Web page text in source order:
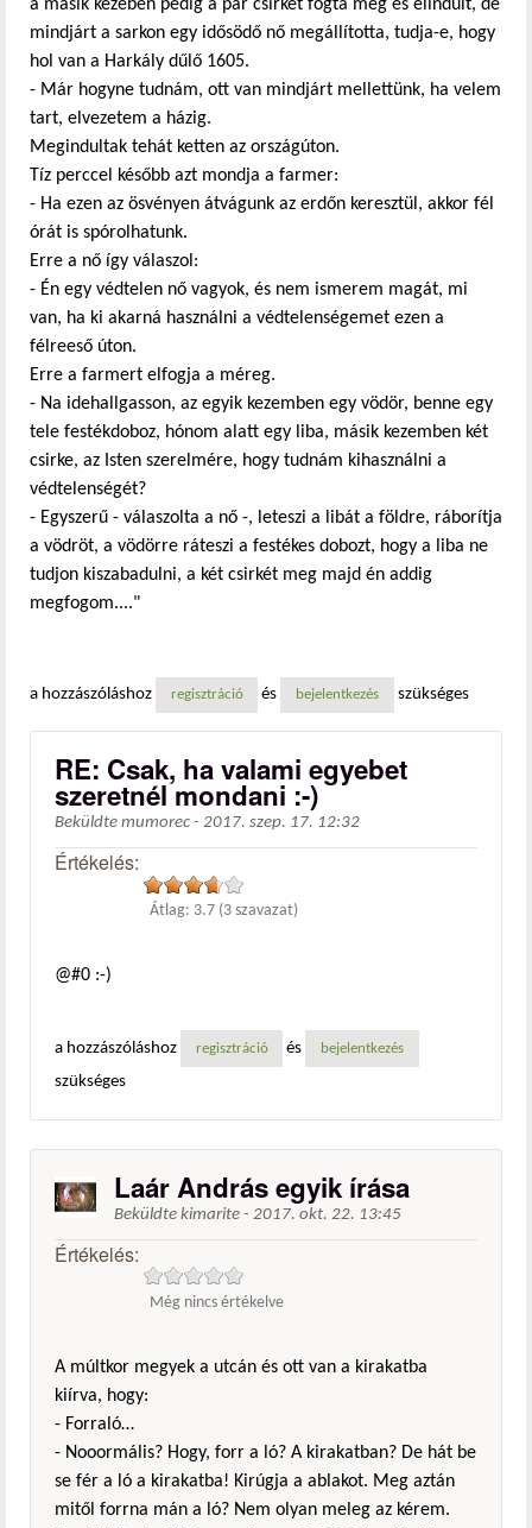
a másik kezében pedig a pár csirkét fogta meg és elindult, de
mindjárt a sarkon egy idősödő nő megállította, tudja-e, hogy
hol van a Harkály dűlő 1605.
- Már hogyne tudnám, ott van mindjárt mellettünk, ha velem
tart, elvezetem a házig.
Megindultak tehát ketten az országúton.
Tíz perccel később azt mondja a farmer:
- Ha ezen az ösvényen átvágunk az erdőn keresztül, akkor fél
órát is spórolhatunk.
Erre a nő így válaszol:
- Én egy védtelen nő vagyok, és nem ismerem magát, mi
van, ha ki akarná használni a védtelenségemet ezen a
félreeső úton.
Erre a farmert elfogja a méreg.
- Na idehallgasson, az egyik kezemben egy vödör, benne egy
tele festékdoboz, hónom alatt egy liba, másik kezemben két
csirke, az Isten szerelmére, hogy tudnám kihasználni a
védtelenségét?
- Egyszerű - válaszolta a nő -, leteszi a libát a földre, ráborítja
a vödröt, a vödörre ráteszi a festékes dobozt, hogy a liba ne
tudjon kiszabadulni, a két csirkét meg majd én addig
megfogom...."
a hozzászóláshoz regisztráció és bejelentkezés szükséges
RE: Csak, ha valami egyebet
szeretnél mondani :-)
Beküldte mumorec - 2017. szep. 17. 12:32
Értékelés:
Átlag: 3.7 (3 szavazat)
@#0 :-)
a hozzászóláshoz regisztráció és bejelentkezés
szükséges
Laár András egyik írása
Beküldte kimarite - 2017. okt. 22. 13:45
Értékelés:
Még nincs értékelve
A múltkor megyek a utcán és ott van a kirakatba
kiírva, hogy:
- Forraló…
- Nooormális? Hogy, forr a ló? A kirakatban? De hát be
se fér a ló a kirakatba! Kirúgja a ablakot. Meg aztán
mitől forrna mán a ló? Nem olyan meleg az kérem.